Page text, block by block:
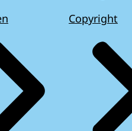
Copyright